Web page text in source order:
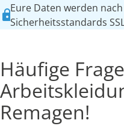
Eure Daten werden
Sicherheitsstandards
Häufige
Remagen!